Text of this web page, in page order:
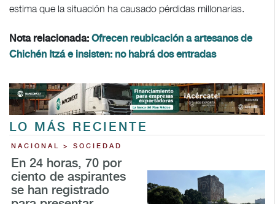
estima que la situación ha causado pérdidas millonarias.
Nota relacionada: Ofrecen reubicación a artesanos de
Chichén Itzá e insisten: no habrá dos entradas
LO MÁS RECIENTE
NACIONAL > SOCIEDAD
En 24 horas, 70 por
ciento de aspirantes
se han registrado